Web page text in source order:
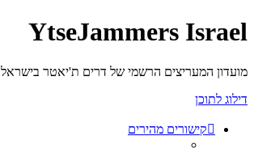
YtseJammers Israel
מועדון המעריצים הרשמי של דרים ת'יאטר בישראל
דילוג לתוכן
קישורים מהירים